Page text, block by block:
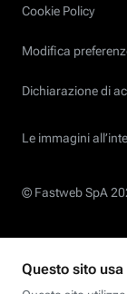
Cookie Policy
Modifica
Dichiarazione di
Le immagini
© Fastweb SpA